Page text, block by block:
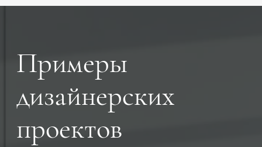
Примеры
дизайнерских
проектов